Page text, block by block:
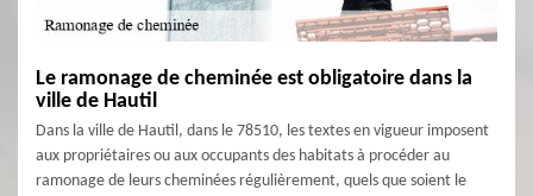
Le ramonage de cheminée est obligatoire dans la
ville de Hautil
Dans la ville de Hautil, dans le 78510, les textes en vigueur imposent
aux propriétaires ou aux occupants des habitats à procéder au
ramonage de leurs cheminées régulièrement, quels que soient le